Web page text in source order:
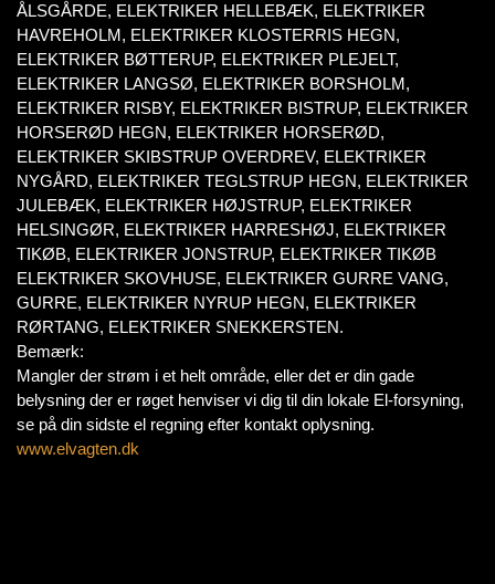
ÅLSGÅRDE, ELEKTRIKER HELLEBÆK, ELEKTRIKER
HAVREHOLM, ELEKTRIKER KLOSTERRIS HEGN,
ELEKTRIKER BØTTERUP, ELEKTRIKER PLEJELT,
ELEKTRIKER LANGSØ, ELEKTRIKER BORSHOLM,
ELEKTRIKER RISBY, ELEKTRIKER BISTRUP, ELEKTRIKER
HORSERØD HEGN, ELEKTRIKER HORSERØD,
ELEKTRIKER SKIBSTRUP OVERDREV, ELEKTRIKER
NYGÅRD, ELEKTRIKER TEGLSTRUP HEGN, ELEKTRIKER
JULEBÆK, ELEKTRIKER HØJSTRUP, ELEKTRIKER
HELSINGØR, ELEKTRIKER HARRESHØJ, ELEKTRIKER
TIKØB, ELEKTRIKER JONSTRUP, ELEKTRIKER TIKØB
ELEKTRIKER SKOVHUSE, ELEKTRIKER GURRE VANG,
GURRE, ELEKTRIKER NYRUP HEGN, ELEKTRIKER
RØRTANG, ELEKTRIKER SNEKKERSTEN.
Bemærk:
Mangler der strøm i et helt område, eller det er din gade
belysning der er røget henviser vi dig til din lokale El-forsyning,
se på din sidste el regning efter kontakt oplysning.
www.elvagten.dk